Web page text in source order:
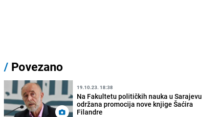
/ Povezano
19.10.23. 18:38
Na Fakultetu političkih nauka u Sarajevu
održana promocija nove knjige Šaćira
Filandre